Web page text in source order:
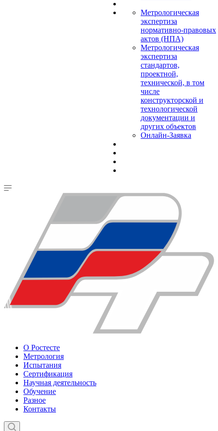
Метрологическая
экспертиза
нормативно-правовых
актов (НПА)
Метрологическая
экспертиза
стандартов,
проектной,
технической, в том
числе
конструкторской и
технологической
документации и
других объектов
Онлайн-Заявка
О Ростесте
Метрология
Испытания
Сертификация
Научная деятельность
Обучение
Разное
Контакты